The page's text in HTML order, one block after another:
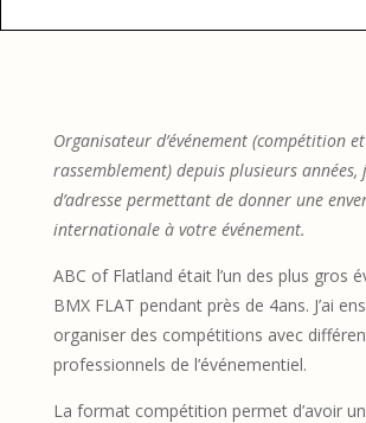
Organisateur d’événement (compétition et
rassemblement) depuis plusieurs années,
d’adresse permettant de donner une
internationale à votre événement.
ABC of Flatland était l’un des plus gros
BMX FLAT pendant près de 4ans. J’ai
organiser des compétitions avec
professionnels de l’événementiel.
La format compétition permet d’avoir